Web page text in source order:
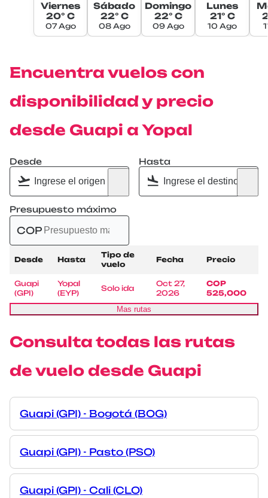
Viernes
20° C
07 Ago
Sábado
22° C
08 Ago
Domingo
22° C
09 Ago
Lunes
21° C
10 Ago
Encuentra vuelos con
disponibilidad y precio
desde Guapi a Yopal
Desde Hasta
Presupuesto máximo
COP
Desde Hasta
Tipo de
vuelo
Fecha Precio
Guapi
(GPI)
Yopal
(EYP)
Solo ida
Oct 27,
2026
COP
525,000
Mas rutas
Consulta todas las rutas
de vuelo desde Guapi
Guapi (GPI) - Bogotá (BOG)
Guapi (GPI) - Pasto (PSO)
Guapi (GPI) - Cali (CLO)